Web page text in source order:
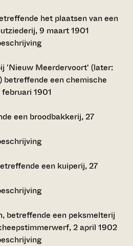
het plaatsen van een
9 maart 1901
'Nieuw Meerdervoort' (later:
betreffende een chemische
1901
een broodbakkerij, 27
een kuiperij, 27
betreffende een peksmelterij
2 april 1902